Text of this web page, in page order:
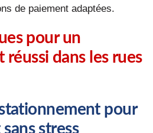
de paiement adaptées.
pour un
réussi dans les rues
pour
stress